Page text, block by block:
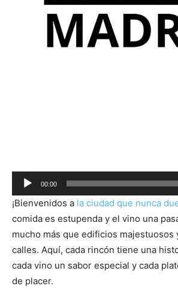
Audio
Player
00:00
¡Bienvenidos a la ciudad que nunca
comida es estupenda y el vino una
mucho más que edificios majestuosos
calles. Aquí, cada rincón tiene una
cada vino un sabor especial y cada
de placer.